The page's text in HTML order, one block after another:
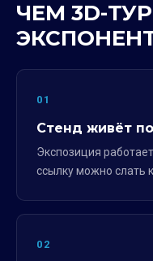
ЧЕМ 3D-
01
Стенд живёт
Экспозиция
ссылку можно слать
02